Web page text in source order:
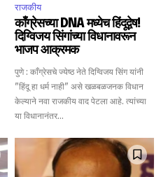
राजकीय
काँग्रेसच्या DNA मध्येच हिंदूद्वेष!
दिग्विजय सिंगांच्या विधानावरून
भाजप आक्रमक
पुणे : काँग्रेसचे ज्येष्ठ नेते दिग्विजय सिंग यांनी
"हिंदू हा धर्म नाही" असे खळबळजनक विधान
केल्याने नवा राजकीय वाद पेटला आहे. त्यांच्या
या विधानानंतर...